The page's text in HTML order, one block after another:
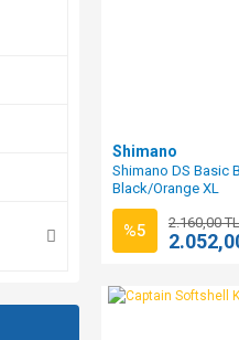
Shimano
Shimano DS Basic
Black/Orange XL
%5 2.160,00 TL